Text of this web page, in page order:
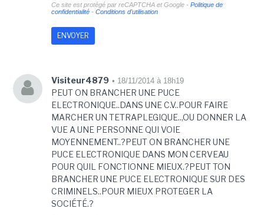
Ce site est protégé par reCAPTCHA et Google - Politique de
confidentialité- Conditions d'utilisation
Visiteur4879 • 18/11/2014 à 18h19
PEUT ON BRANCHER UNE PUCE
ELECTRONIQUE..DANS UNE C.V..POUR FAIRE
MARCHER UN TETRAPLEGIQUE..,OU DONNER LA
VUE A UNE PERSONNE QUI VOIE
MOYENNEMENT..?PEUT ON BRANCHER UNE
PUCE ELECTRONIQUE DANS MON CERVEAU
POUR QUIL FONCTIONNE MIEUX.?PEUT TON
BRANCHER UNE PUCE ELECTRONIQUE SUR DES
CRIMINELS..POUR MIEUX PROTEGER LA
SOCIÉTÉ.?